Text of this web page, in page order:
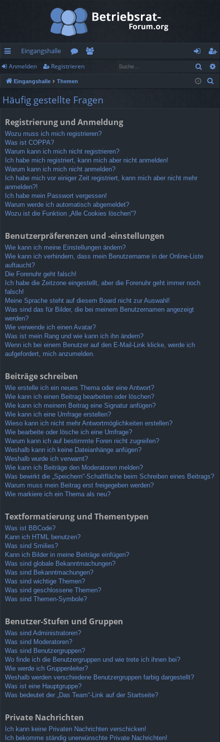
ch
ne
llz
rif
f
Eingangshalle
or
en
de
n
m
eg
ist
Anmelden Registrieren
Eingangshalle Themen
Häufig gestellte Fragen
Registrierung und Anmeldung
Wozu muss ich mich registrieren?
Was ist COPPA?
Warum kann ich mich nicht registrieren?
Ich habe mich registriert, kann mich aber nicht anmelden!
Warum kann ich mich nicht anmelden?
Ich habe mich vor einiger Zeit registriert, kann mich aber nicht mehr
anmelden?!
Ich habe mein Passwort vergessen!
Warum werde ich automatisch abgemeldet?
Wozu ist die Funktion „Alle Cookies löschen“?
Benutzerpräferenzen und -einstellungen
Wie kann ich meine Einstellungen ändern?
Wie kann ich verhindern, dass mein Benutzername in der Online-Liste
auftaucht?
Die Forenuhr geht falsch!
Ich habe die Zeitzone eingestellt, aber die Forenuhr geht immer noch
falsch!
Meine Sprache steht auf diesem Board nicht zur Auswahl!
Was sind das für Bilder, die bei meinem Benutzernamen angezeigt
werden?
Wie verwende ich einen Avatar?
Was ist mein Rang und wie kann ich ihn ändern?
Wenn ich bei einem Benutzer auf den E-Mail-Link klicke, werde ich
aufgefordert, mich anzumelden.
Beiträge schreiben
Wie erstelle ich ein neues Thema oder eine Antwort?
Wie kann ich einen Beitrag bearbeiten oder löschen?
Wie kann ich meinem Beitrag eine Signatur anfügen?
Wie kann ich eine Umfrage erstellen?
Wieso kann ich nicht mehr Antwortmöglichkeiten erstellen?
Wie bearbeite oder lösche ich eine Umfrage?
Warum kann ich auf bestimmte Foren nicht zugreifen?
Weshalb kann ich keine Dateianhänge anfügen?
Weshalb wurde ich verwarnt?
Wie kann ich Beiträge den Moderatoren melden?
Was bewirkt die „Speichern“-Schaltfläche beim Schreiben eines Beitrags?
Warum muss mein Beitrag erst freigegeben werden?
Wie markiere ich ein Thema als neu?
Textformatierung und Thementypen
Was ist BBCode?
Kann ich HTML benutzen?
Was sind Smilies?
Kann ich Bilder in meine Beiträge einfügen?
Was sind globale Bekanntmachungen?
Was sind Bekanntmachungen?
Was sind wichtige Themen?
Was sind geschlossene Themen?
Was sind Themen-Symbole?
Benutzer-Stufen und Gruppen
Was sind Administratoren?
Was sind Moderatoren?
Was sind Benutzergruppen?
Wo finde ich die Benutzergruppen und wie trete ich ihnen bei?
Wie werde ich Gruppenleiter?
Weshalb werden verschiedene Benutzergruppen farbig dargestellt?
Was ist eine Hauptgruppe?
Was bedeutet der „Das Team“-Link auf der Startseite?
Private Nachrichten
Ich kann keine Privaten Nachrichten verschicken!
Ich bekomme ständig unerwünschte Private Nachrichten!